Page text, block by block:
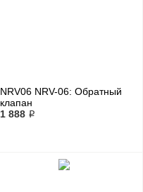
NRV06 NRV-06: Обратный
клапан
1 888 ₽